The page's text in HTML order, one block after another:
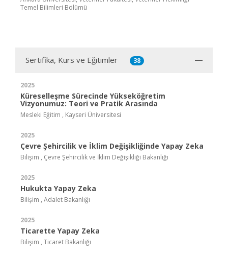
Temel Bilimleri Bölümü
Sertifika, Kurs ve Eğitimler 38
2025
Küreselleşme Sürecinde Yükseköğretim
Vizyonumuz: Teori ve Pratik Arasında
Mesleki Eğitim , Kayseri Üniversitesi
2025
Çevre Şehircilik ve İklim Değişikliğinde Yapay Zeka
Bilişim , Çevre Şehircilik ve İklim Değişikliği Bakanlığı
2025
Hukukta Yapay Zeka
Bilişim , Adalet Bakanlığı
2025
Ticarette Yapay Zeka
Bilişim , Ticaret Bakanlığı